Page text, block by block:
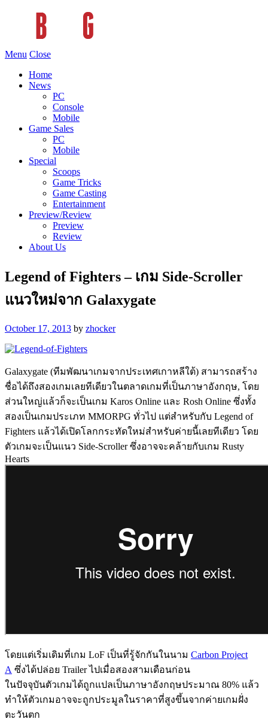
Menu Close
Home
News
PC
Console
Mobile
Game Sales
PC
Mobile
Special
Scoops
Game Tricks
Game Casting
Entertainment
Preview/Review
Preview
Review
About Us
Legend of Fighters – เกม Side-Scroller
แนวใหม่จาก Galaxygate
October 17, 2013 by zhocker
Galaxygate (ทีมพัฒนาเกมจากประเทศเกาหลีใต้) สามารถสร้าง
ชื่อได้ถึงสองเกมเลยทีเดียวในตลาดเกมที่เป็นภาษาอังกฤษ, โดย
ส่วนใหญ่แล้วก็จะเป็นเกม Karos Online และ Rosh Online ซึ่งทั้ง
สองเป็นเกมประเภท MMORPG ทั่วไป แต่สำหรับกับ Legend of
Fighters แล้วได้เปิดโลกกระทัดใหม่สำหรับค่ายนี้เลยทีเดียว โดย
ตัวเกมจะเป็นแนว Side-Scroller ซึ่งอาจจะคล้ายกับเกม Rusty
Hearts
โดยแต่เริ่มเดิมที่เกม LoF เป็นที่รู้จักกันในนาม Carbon Project
A ซึ่งได้ปล่อย Trailer ไปเมื่อสองสามเดือนก่อน
ในปัจจุบันตัวเกมได้ถูกแปลเป็นภาษาอังกฤษประมาณ 80% แล้ว
ทำให้ตัวเกมอาจจะถูกประมูลในราคาที่สูงขึ้นจากค่ายเกมฝั่ง
ตะวันตก